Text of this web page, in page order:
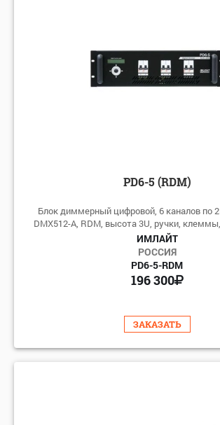
PD6-5 (RDM)
Блок диммерный цифровой, 6 каналов по
DMX512-A, RDM, высота 3U, ручки,
ИМЛАЙТ
РОССИЯ
PD6-5-RDM
196 300
ЗАКАЗАТЬ